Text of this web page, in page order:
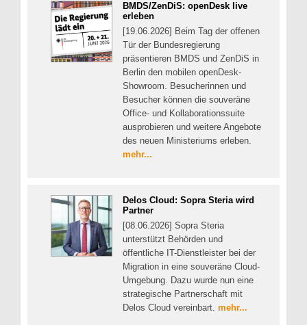
BMDS/ZenDiS: openDesk live
erleben
[19.06.2026] Beim Tag der offenen
Tür der Bundesregierung
präsentieren BMDS und ZenDiS in
Berlin den mobilen openDesk-
Showroom. Besucherinnen und
Besucher können die souveräne
Office- und Kollaborationssuite
ausprobieren und weitere Angebote
des neuen Ministeriums erleben.
mehr...
Delos Cloud: Sopra Steria wird
Partner
[08.06.2026] Sopra Steria
unterstützt Behörden und
öffentliche IT-Dienstleister bei der
Migration in eine souveräne Cloud-
Umgebung. Dazu wurde nun eine
strategische Partnerschaft mit
Delos Cloud vereinbart. mehr...